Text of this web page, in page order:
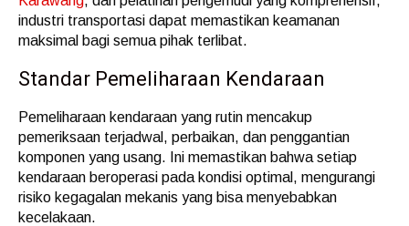
industri transportasi dapat memastikan keamanan
maksimal bagi semua pihak terlibat.
Standar Pemeliharaan Kendaraan
Pemeliharaan kendaraan yang rutin mencakup
pemeriksaan terjadwal, perbaikan, dan penggantian
komponen yang usang. Ini memastikan bahwa setiap
kendaraan beroperasi pada kondisi optimal, mengurangi
risiko kegagalan mekanis yang bisa menyebabkan
kecelakaan.